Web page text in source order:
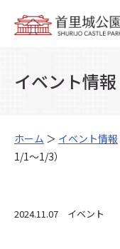
イベント情報
ホーム ＞ イベント情報
1/1～1/3）
2024.11.07 イベント